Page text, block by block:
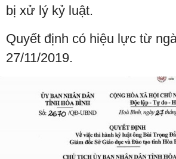
bị xử lý kỷ luật.
Quyết định có hiệu lực từ
27/11/2019.